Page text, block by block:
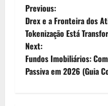
P
o
s
t
Previous:
Drex e a Fronteira dos
Tokenização Está
Next:
Fundos Imobiliários:
Passiva em 2026 (Guia